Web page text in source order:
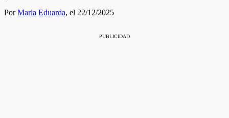
PorMaria Eduarda, el 22/12/2025
PUBLICIDAD